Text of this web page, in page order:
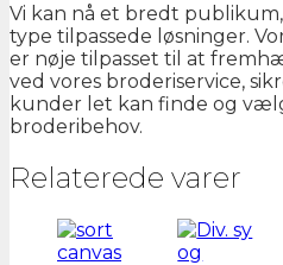
Vi kan nå et bredt
type tilpassede løsninger.
er nøje tilpasset til at
ved vores broderiservice,
kunder let kan finde og
broderibehov.
Relaterede varer